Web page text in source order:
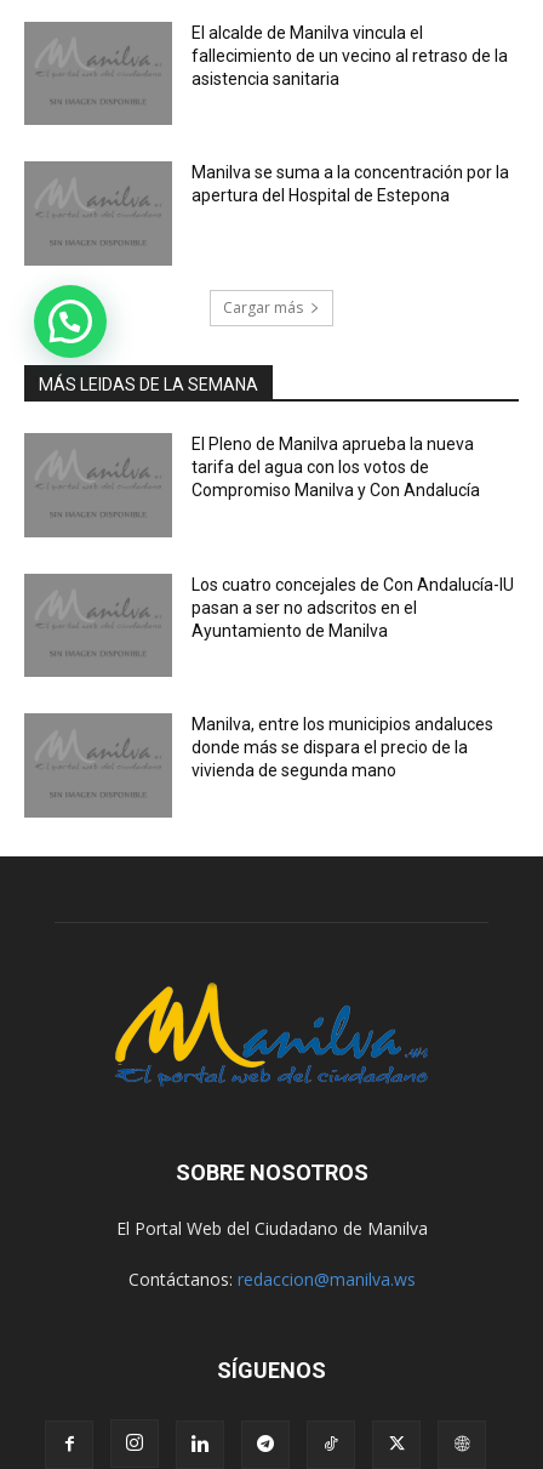
El alcalde de Manilva vincula el
fallecimiento de un vecino al retraso de la
asistencia sanitaria
Manilva se suma a la concentración por la
apertura del Hospital de Estepona
Cargar más
MÁS LEIDAS DE LA SEMANA
El Pleno de Manilva aprueba la nueva
tarifa del agua con los votos de
Compromiso Manilva y Con Andalucía
Los cuatro concejales de Con Andalucía-IU
pasan a ser no adscritos en el
Ayuntamiento de Manilva
Manilva, entre los municipios andaluces
donde más se dispara el precio de la
vivienda de segunda mano
SOBRE NOSOTROS
El Portal Web del Ciudadano de Manilva
Contáctanos: redaccion@manilva.ws
SÍGUENOS